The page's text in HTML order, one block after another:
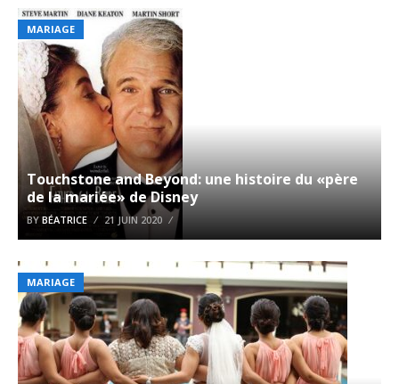
MARIAGE
Touchstone and Beyond: une histoire du «père
de la mariée» de Disney
BY BÉATRICE 21 JUIN 2020
MARIAGE